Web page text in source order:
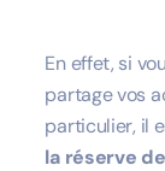
En effet, si
partage vos
particulier, il
la réserve